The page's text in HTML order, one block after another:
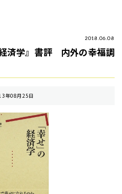
2018.06.08
済学』書評 内外の幸福調
年08月25日